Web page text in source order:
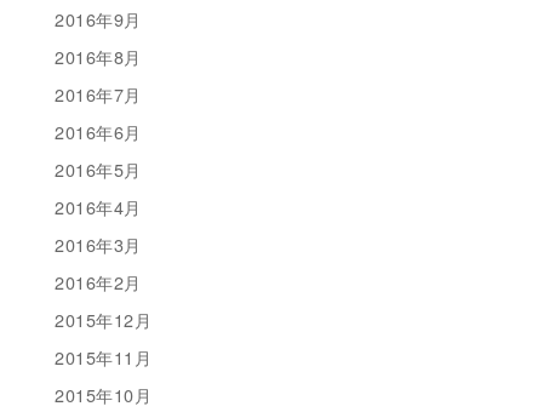
2016年9月
2016年8月
2016年7月
2016年6月
2016年5月
2016年4月
2016年3月
2016年2月
2015年12月
2015年11月
2015年10月